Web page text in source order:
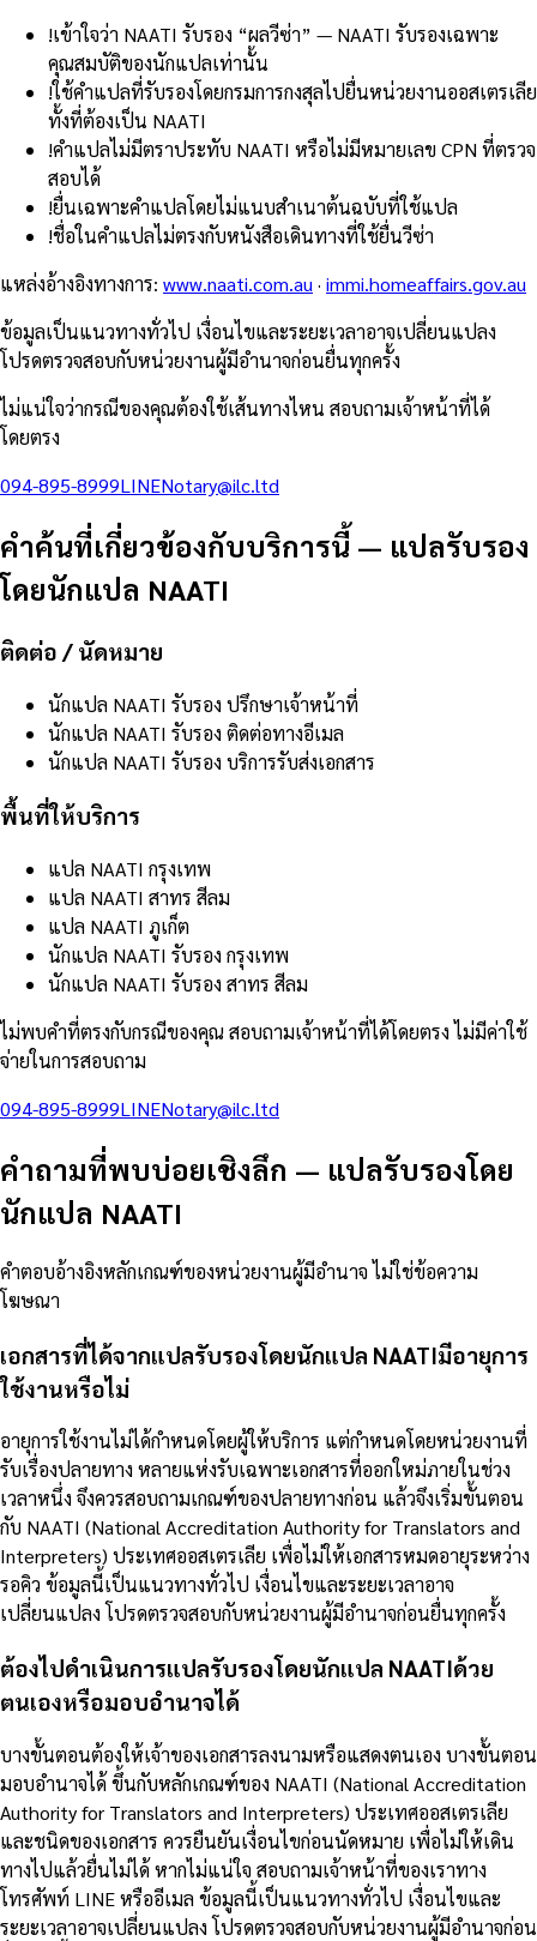
!เข้าใจว่า NAATI รับรอง “ผลวีซ่า” — NAATI รับรองเฉพาะ
คุณสมบัติของนักแปลเท่านั้น
!ใช้คำแปลที่รับรองโดยกรมการกงสุลไปยื่นหน่วยงานออสเตรเลีย
ทั้งที่ต้องเป็น NAATI
!คำแปลไม่มีตราประทับ NAATI หรือไม่มีหมายเลข CPN ที่ตรวจ
สอบได้
!ยื่นเฉพาะคำแปลโดยไม่แนบสำเนาต้นฉบับที่ใช้แปล
!ชื่อในคำแปลไม่ตรงกับหนังสือเดินทางที่ใช้ยื่นวีซ่า
แหล่งอ้างอิงทางการ: www.naati.com.au· immi.homeaffairs.gov.au
ข้อมูลเป็นแนวทางทั่วไป เงื่อนไขและระยะเวลาอาจเปลี่ยนแปลง
โปรดตรวจสอบกับหน่วยงานผู้มีอำนาจก่อนยื่นทุกครั้ง
ไม่แน่ใจว่ากรณีของคุณต้องใช้เส้นทางไหน สอบถามเจ้าหน้าที่ได้
โดยตรง
094-895-8999LINENotary@ilc.ltd
คำค้นที่เกี่ยวข้องกับบริการนี้ — แปลรับรอง
โดยนักแปล NAATI
ติดต่อ / นัดหมาย
นักแปล NAATI รับรอง ปรึกษาเจ้าหน้าที่
นักแปล NAATI รับรอง ติดต่อทางอีเมล
นักแปล NAATI รับรอง บริการรับส่งเอกสาร
พื้นที่ให้บริการ
แปล NAATI กรุงเทพ
แปล NAATI สาทร สีลม
แปล NAATI ภูเก็ต
นักแปล NAATI รับรอง กรุงเทพ
นักแปล NAATI รับรอง สาทร สีลม
ไม่พบคำที่ตรงกับกรณีของคุณ สอบถามเจ้าหน้าที่ได้โดยตรง ไม่มีค่าใช้
จ่ายในการสอบถาม
094-895-8999LINENotary@ilc.ltd
คำถามที่พบบ่อยเชิงลึก — แปลรับรองโดย
นักแปล NAATI
คำตอบอ้างอิงหลักเกณฑ์ของหน่วยงานผู้มีอำนาจ ไม่ใช่ข้อความ
โฆษณา
เอกสารที่ได้จากแปลรับรองโดยนักแปล NAATIมีอายุการ
ใช้งานหรือไม่
อายุการใช้งานไม่ได้กำหนดโดยผู้ให้บริการ แต่กำหนดโดยหน่วยงานที่
รับเรื่องปลายทาง หลายแห่งรับเฉพาะเอกสารที่ออกใหม่ภายในช่วง
เวลาหนึ่ง จึงควรสอบถามเกณฑ์ของปลายทางก่อน แล้วจึงเริ่มขั้นตอน
กับ NAATI (National Accreditation Authority for Translators and
Interpreters) ประเทศออสเตรเลีย เพื่อไม่ให้เอกสารหมดอายุระหว่าง
รอคิว ข้อมูลนี้เป็นแนวทางทั่วไป เงื่อนไขและระยะเวลาอาจ
เปลี่ยนแปลง โปรดตรวจสอบกับหน่วยงานผู้มีอำนาจก่อนยื่นทุกครั้ง
ต้องไปดำเนินการแปลรับรองโดยนักแปล NAATIด้วย
ตนเองหรือมอบอำนาจได้
บางขั้นตอนต้องให้เจ้าของเอกสารลงนามหรือแสดงตนเอง บางขั้นตอน
มอบอำนาจได้ ขึ้นกับหลักเกณฑ์ของ NAATI (National Accreditation
Authority for Translators and Interpreters) ประเทศออสเตรเลีย
และชนิดของเอกสาร ควรยืนยันเงื่อนไขก่อนนัดหมาย เพื่อไม่ให้เดิน
ทางไปแล้วยื่นไม่ได้ หากไม่แน่ใจ สอบถามเจ้าหน้าที่ของเราทาง
โทรศัพท์ LINE หรืออีเมล ข้อมูลนี้เป็นแนวทางทั่วไป เงื่อนไขและ
ระยะเวลาอาจเปลี่ยนแปลง โปรดตรวจสอบกับหน่วยงานผู้มีอำนาจก่อน